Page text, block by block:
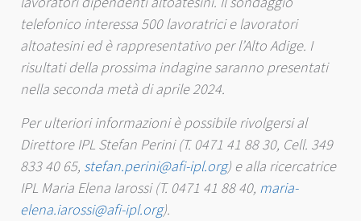
telefonico interessa 500 lavoratrici e lavoratori
altoatesini ed è rappresentativo per l’Alto Adige. I
risultati della prossima indagine saranno presentati
nella seconda metà di aprile 2024.
Per ulteriori informazioni è possibile rivolgersi al
Direttore IPL Stefan Perini (T. 0471 41 88 30, Cell. 349
833 40 65, stefan.perini@afi-ipl.org) e alla ricercatrice
IPL Maria Elena Iarossi (T. 0471 41 88 40, maria-
elena.iarossi@afi-ipl.org).